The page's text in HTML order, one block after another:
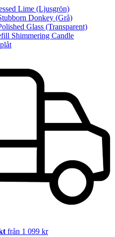
Lime (Ljusgrön)
Donkey (Grå)
Glass (Transparent)
Shimmering Candle
från 1 099 kr